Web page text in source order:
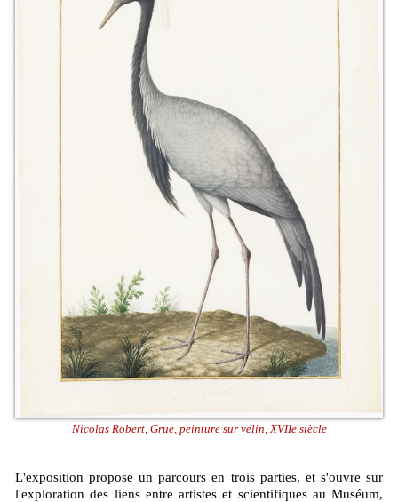
Nicolas Robert, Grue, peinture sur vélin, XVIIe siècle
L'exposition propose un parcours en trois parties, et s'ouvre sur
l'exploration des liens entre artistes et scientifiques au Muséum,